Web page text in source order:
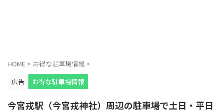
HOME > お得な駐車場情報 >
広告
お得な駐車場情報
今宮戎駅（今宮戎神社）周辺の駐車場で土日・平日